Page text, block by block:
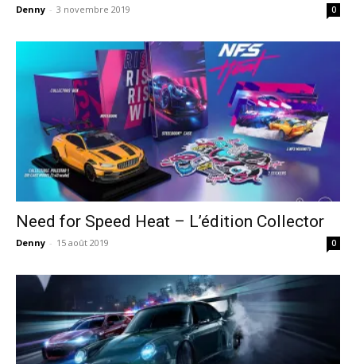
Denny - 3 novembre 2019 0
Need for Speed Heat – L’édition Collector
Denny - 15 août 2019 0